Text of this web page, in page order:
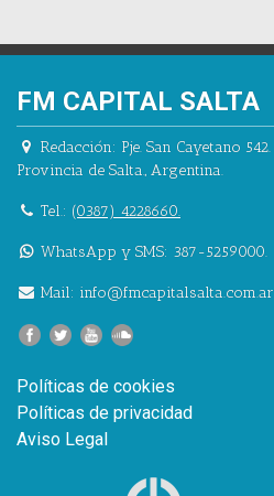
FM CAPITAL SALTA
Redacción: Pje. San Cayetano 542.
Provincia de Salta., Argentina.
Tel.: (0387) 4228660.
WhatsApp y SMS: 387-5259000.
Mail: info@fmcapitalsalta.com.ar
Políticas de cookies
Políticas de privacidad
Aviso Legal